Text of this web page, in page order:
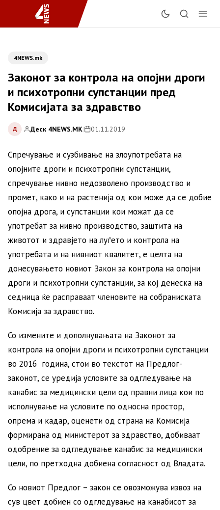
4NEWS.mk
Законот за контрола на опојни дроги
и психотропни супстанции пред
Комисијата за здравство
Д Деск 4NEWS.MK| 01.11.2019
Спречување и сузбивање на злоупотребата на
опојните дроги и психотропни супстанции,
спречување нивно недозволено производство и
промет, како и на растенија од кои може да се добие
опојна дрога, и супстанции кои можат да се
употребат за нивно производство, заштита на
животот и здравјето на луѓето и контрола на
употребата и на нивниот квалитет, е целта на
донесувањето новиот Закон за контрола на опојни
дроги и психотропни супстанции, за кој денеска на
седница ќе расправаат членовите на собраниската
Комисија за здравство.
Со измените и дополнувањата на Законот за
контрола на опојни дроги и психотропни супстанции
во 2016 година, стои во текстот на Предлог-
законот, се уредија условите за одгледување на
канабис за медицински цели од правни лица кои по
исполнување на условите по односна простор,
опрема и кадар, оценети од страна на Комисија
формирана од министерот за здравство, добиваат
одобрение за одгледување канабис за медицински
цели, по претходна добиена согласност од Владата.
Со новиот Предлог – закон се овозможува извоз на
сув цвет добиен со одгледување на канабисот за